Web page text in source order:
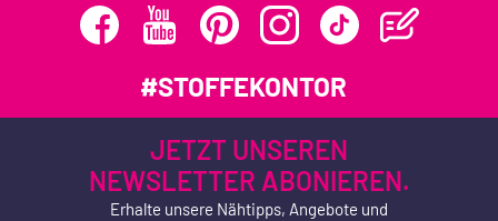
#STOFFEKONTOR
JETZT UNSEREN
NEWSLETTER ABONIEREN.
Erhalte unsere Nähtipps, Angebote und